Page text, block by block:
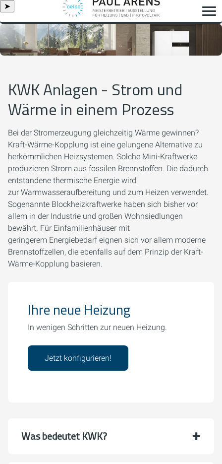
➤
KWK Anlagen - Strom und
Wärme in einem Prozess
Bei der Stromerzeugung gleichzeitig Wärme gewinnen?
Kraft-Wärme-Kopplung ist eine gelungene Alternative zu
herkömmlichen Heizsystemen. Solche Mini-Kraftwerke
produzieren Strom aus fossilen Brennstoffen. Die dadurch
entstandene thermische Energie wird
zur Warmwasseraufbereitung und zum Heizen verwendet.
Sogenannte Blockheizkraftwerke haben sich bisher vor
allem in der Industrie und großen Wohnsiedlungen
bewährt. Für Einfamilienhäuser mit
geringerem Energiebedarf eignen sich vor allem moderne
Brennstoffzellen, die ebenfalls auf dem Prinzip der Kraft-
Wärme-Kopplung basieren.
Ihre neue Heizung
In wenigen Schritten zur neuen Heizung.
Jetzt konfigurieren!
Was bedeutet KWK?